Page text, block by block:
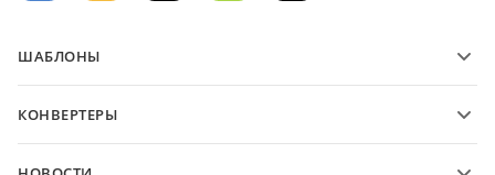
ШАБЛОНЫ
Шаблоны текстовых документов
КОНВЕРТЕРЫ